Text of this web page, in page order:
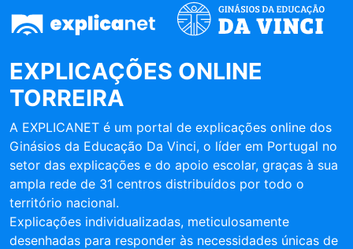
EXPLICAÇÕES ONLINE
TORREIRA
A EXPLICANET é um portal de explicações online dos
Ginásios da Educação Da Vinci, o líder em Portugal no
setor das explicações e do apoio escolar, graças à sua
ampla rede de 31 centros distribuídos por todo o
território nacional.
Explicações individualizadas, meticulosamente
desenhadas para responder às necessidades únicas de